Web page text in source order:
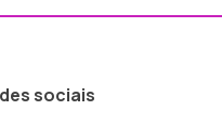
sociais